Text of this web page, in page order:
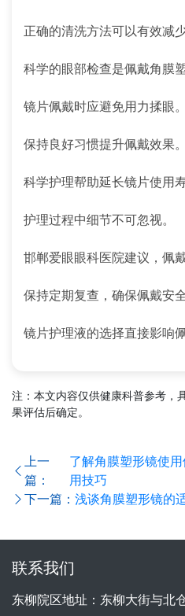
正确的清洗方法可以有效减
科学的眼部检查是佩戴角膜
镜片佩戴时应避免用力揉眼。
保持良好习惯提升佩戴效果。
科学护理帮助延长镜片使用寿
护理过程中细节不可忽视。
邯郸爱眼眼科医院建议，佩
保持定期复查，确保佩戴安
镜片护理液的选择直接影响
注：本文内容仅供健康科普参考，
果评估后确定。
上一
篇：
了解角膜塑形镜使
用技巧
下一篇： 浅谈角膜塑形镜的
联系我们
东柳院区地址：东柳大街与北